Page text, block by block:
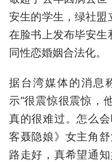
安生的学生，绿社盟
在脸书上发布毕安
同性恋婚姻合法化。
据台湾媒体的消息
示“很震惊很震惊，
真的很难过。怎么
客聂隐娘》女主角
路走好，真希望通